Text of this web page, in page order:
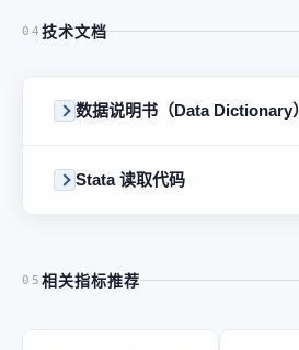
04 技术文档
数据说明书（Data Dictionary）
Stata 读取代码
05 相关指标推荐